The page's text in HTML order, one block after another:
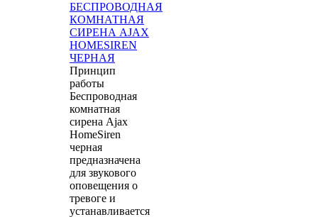
БЕСПРОВОДНАЯ
КОМНАТНАЯ
СИРЕНА AJAX
HOMESIREN
ЧЕРНАЯ
Принцип
работы
Беспроводная
комнатная
сирена Ajax
HomeSiren
черная
предназначена
для звукового
оповещения о
тревоге и
устанавливается